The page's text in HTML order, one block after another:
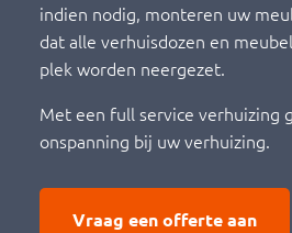
indien nodig, monteren uw
dat alle verhuisdozen en
plek worden neergezet.
Met een full service verhuizing
onspanning bij uw verhuizing.
Vraag een offerte aan